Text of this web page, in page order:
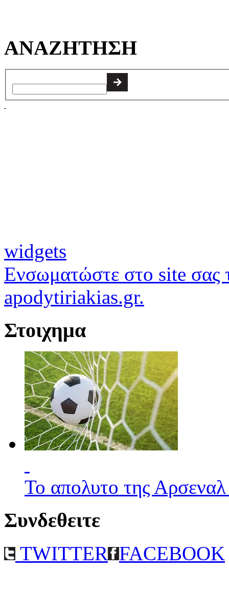
ΑΝΑΖΗΤΗΣΗ
widgets
Ενσωματώστε στο site σας
apodytiriakias.gr.
Στοιχημα
Το απολυτο της
Συνδεθειτε
TWITTER FACEBOOK